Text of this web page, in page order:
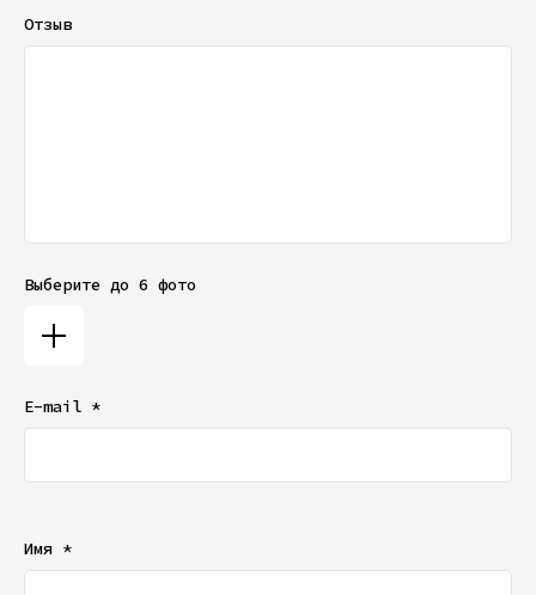
Отзыв
Выберите до 6 фото
E-mail *
Имя *